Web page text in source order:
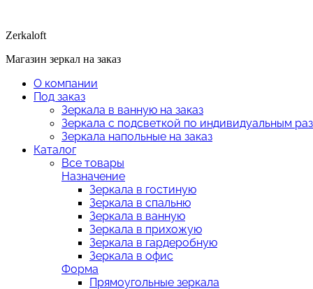
Zerkaloft
Магазин зеркал на заказ
О компании
Под заказ
Зеркала в ванную на заказ
Зеркала с подсветкой по индивидуальным
Зеркала напольные на заказ
Каталог
Все товары
Назначение
Зеркала в гостиную
Зеркала в спальню
Зеркала в ванную
Зеркала в прихожую
Зеркала в гардеробную
Зеркала в офис
Форма
Прямоугольные зеркала